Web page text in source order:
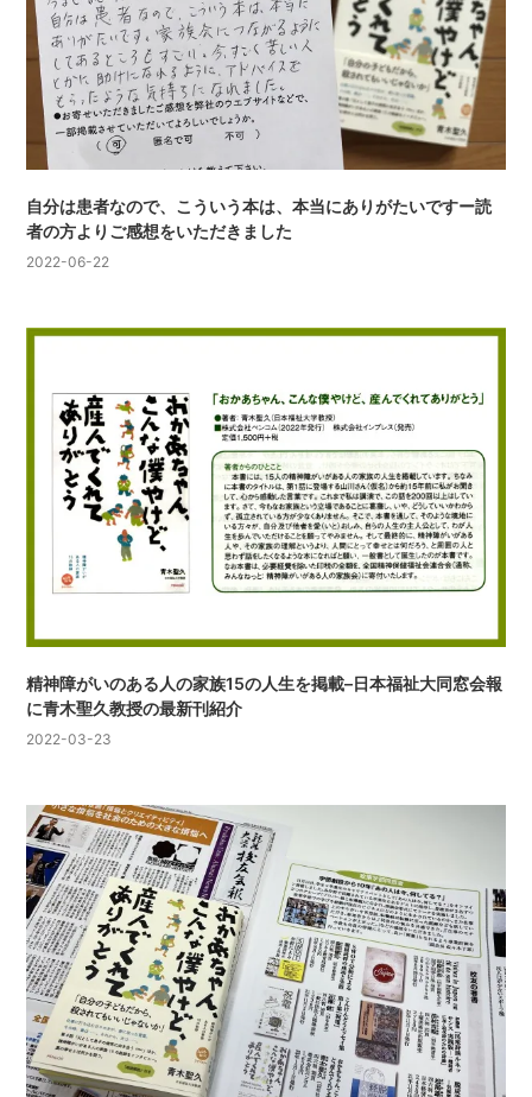
自分は患者なので、こういう本は、本当にありがたいですー読
者の方よりご感想をいただきました
2022-06-22
精神障がいのある人の家族15の人生を掲載–日本福祉大同窓会報
に青木聖久教授の最新刊紹介
2022-03-23